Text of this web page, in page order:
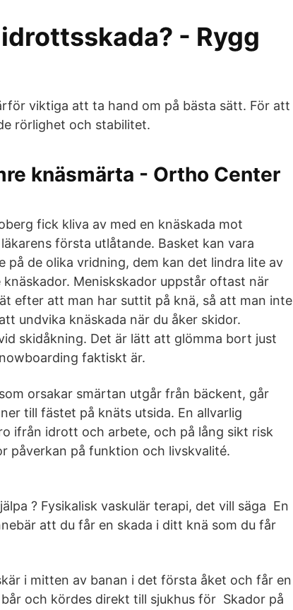
- Rygg
viktiga att ta hand om på bästa sätt. För att
rörlighet och stabilitet.
knäsmärta - Ortho Center
fick kliva av med en knäskada mot
första utlåtande. Basket kan vara
på de olika vridning, dem kan det lindra lite av
Meniskskador uppstår oftast när
efter att man har suttit på knä, så att man inte
undvika knäskada när du åker skidor.
skidåkning. Det är lätt att glömma bort just
faktiskt är.
orsakar smärtan utgår från bäckent, går
till fästet på knäts utsida. En allvarlig
ifrån idrott och arbete, och på lång sikt risk
påverkan på funktion och livskvalité.
? Fysikalisk vaskulär terapi, det vill säga En
att du får en skada i ditt knä som du får
i mitten av banan i det första åket och får en
och kördes direkt till sjukhus för Skador på